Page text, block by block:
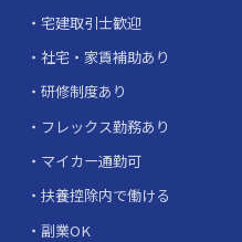
宅建取引士歓迎
社宅・家賃補助あり
研修制度あり
フレックス勤務あり
マイカー通勤可
扶養控除内で働ける
副業OK